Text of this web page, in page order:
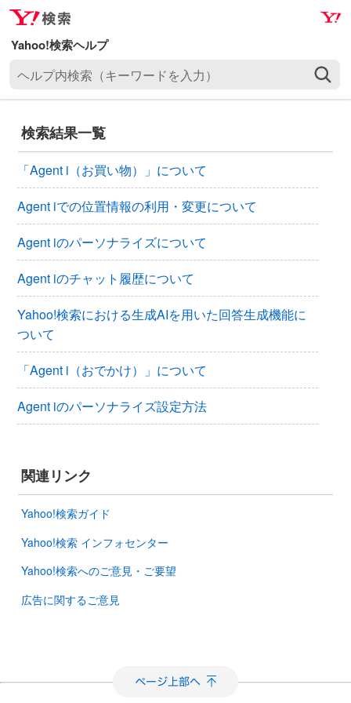
ナ
ビ
ゲ
ー
ン
へ
キ
ッ
プ
メ
イ
ン
コ
ン
ツ
ス
キ
ッ
プ
プ
キ
ワ
ー
ド
を
入
力
）
検索結果一覧
「Agent i（お買い物）」について
Agent iでの位置情報の利用・変更について
Agent iのパーソナライズについて
Agent iのチャット履歴について
Yahoo!検索における生成AIを用いた回答生成機能に
ついて
「Agent i（おでかけ）」について
Agent iのパーソナライズ設定方法
関連リンク
Yahoo!検索ガイド
Yahoo!検索 インフォセンター
Yahoo!検索へのご意見・ご要望
広告に関するご意見